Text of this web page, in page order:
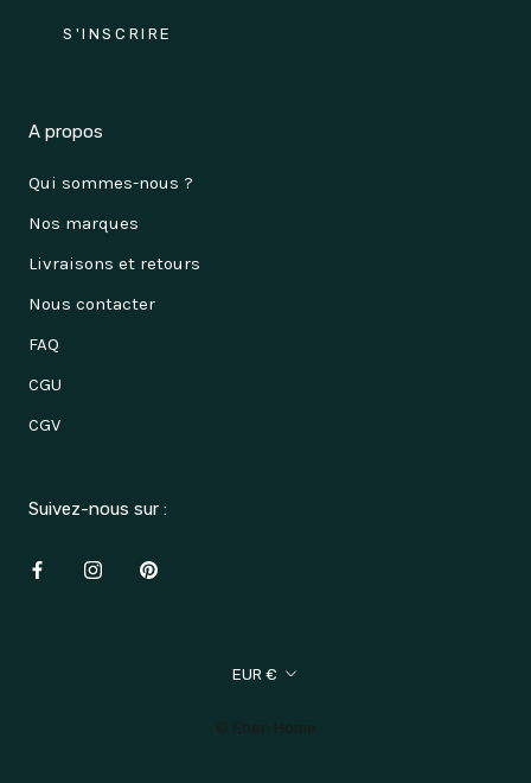
S'INSCRIRE
A propos
Qui sommes-nous ?
Nos marques
Livraisons et retours
Nous contacter
FAQ
CGU
CGV
Suivez-nous sur :
Devise
EUR €